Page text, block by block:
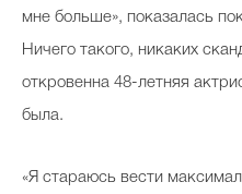
мне больше», показалась
Ничего такого, никаких
откровенна 48-летняя
была.
«Я стараюсь вести